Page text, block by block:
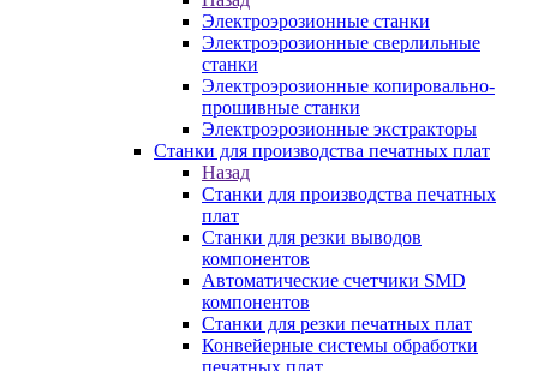
Электроэрозионные станки
Электроэрозионные сверлильные
станки
Электроэрозионные копировально-
прошивные станки
Электроэрозионные экстракторы
Станки для производства печатных плат
Назад
Станки для производства печатных
плат
Станки для резки выводов
компонентов
Автоматические счетчики SMD
компонентов
Станки для резки печатных плат
Конвейерные системы обработки
печатных плат